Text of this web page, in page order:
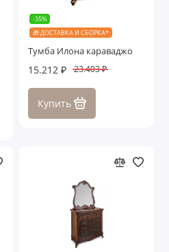
-35%
🎁 ДОСТАВКА И СБОРКА*
Тумба Илона караваджо
15.212 ₽ 23.403 ₽
Купить